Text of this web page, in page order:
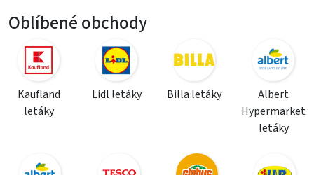
Oblíbené obchody
Kaufland
letáky
Lidl letáky Billa letáky
Albert
Hypermarket
letáky